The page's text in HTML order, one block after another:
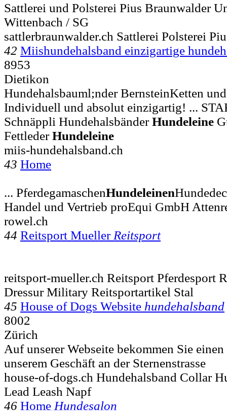
Sattlerei und Polsterei Pius Braunwalder
Wittenbach / SG
sattlerbraunwalder.ch Sattlerei Polsterei
42 Miishundehalsband einzigartige
8953
Dietikon
Hundehalsbauml;nder BernsteinKetten
Individuell und absolut einzigartig! ...
Schnäppli HundehalsbänderHundeleine
FettlederHundeleine
miis-hundehalsband.ch
43 Home
... PferdegamaschenHundeleinen
Handel und Vertrieb proEqui GmbH
rowel.ch
44 Reitsport Mueller Reitsport
reitsport-mueller.ch Reitsport Pferdesport
Dressur Military Reitsportartikel Stal
45 House of Dogs Website hundehalsband
8002
Zürich
Auf unserer Webseite bekommen Sie
unserem Geschäft an der Sternenstrasse
house-of-dogs.ch Hundehalsband Collar
Lead Leash Napf
46 Home Hundesalon